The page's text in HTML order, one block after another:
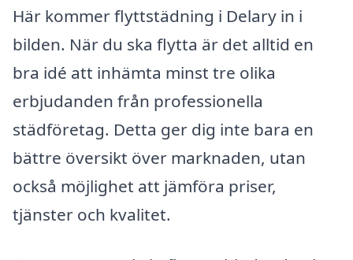
Här kommer flyttstädning i Delary in i
bilden. När du ska flytta är det alltid en
bra idé att inhämta minst tre olika
erbjudanden från professionella
städföretag. Detta ger dig inte bara en
bättre översikt över marknaden, utan
också möjlighet att jämföra priser,
tjänster och kvalitet.